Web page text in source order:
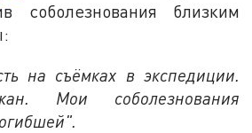
соболезнования близким
на съёмках в экспедиции.
Мои соболезнования